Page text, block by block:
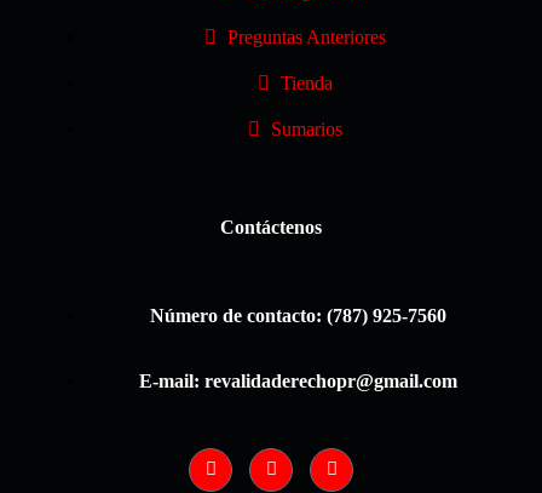
Preguntas Anteriores
Tienda
Sumarios
Contáctenos
Número de contacto: (787) 925-7560
E-mail: revalidaderechopr@gmail.com